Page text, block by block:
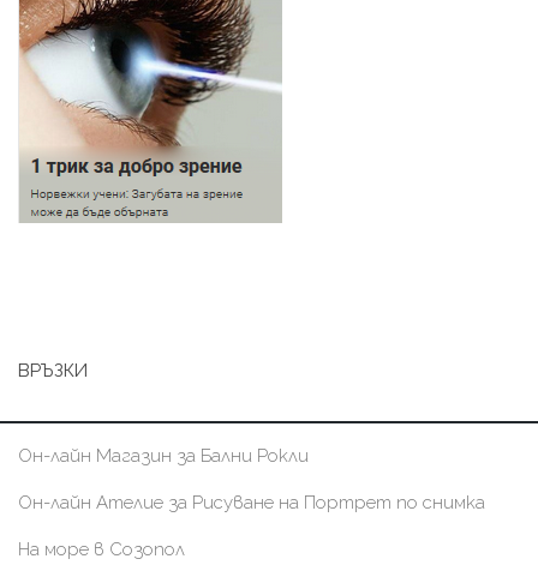
ВРЪЗКИ
Он-лайн Магазин за Бални Рокли
Он-лайн Ателие за Рисуване на Портрет по снимка
На море в Созопол